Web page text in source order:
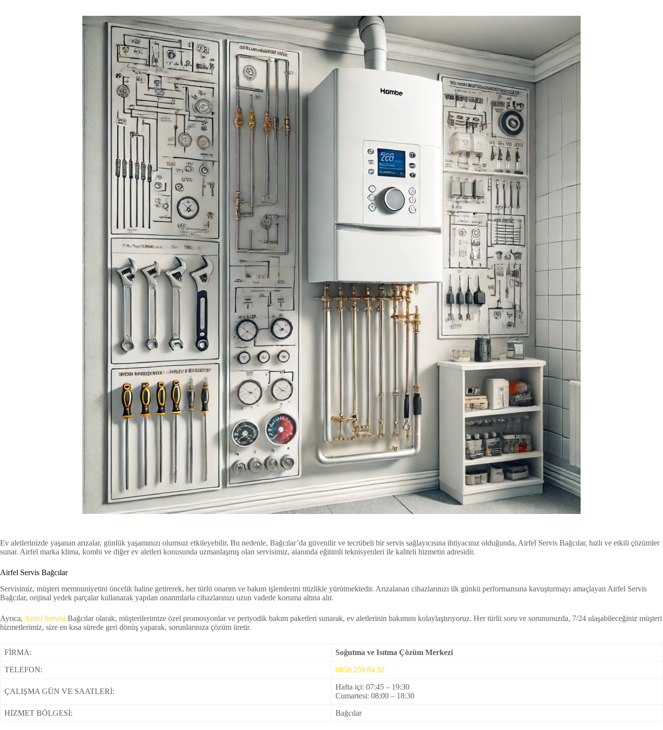
Ev aletlerinizde yaşanan arızalar, günlük yaşamınızı olumsuz etkileyebilir. Bu nedenle, Bağcılar’da güvenilir ve tecrübeli bir servis sağlayıcısına ihtiyacınız olduğunda, Airfel Servis Bağcılar, hızlı ve etkili çözümler
sunar. Airfel marka klima, kombi ve diğer ev aletleri konusunda uzmanlaşmış olan servisimiz, alanında eğitimli teknisyenleri ile kaliteli hizmetin adresidir.
Airfel Servis Bağcılar
Servisimiz, müşteri memnuniyetini öncelik haline getirerek, her türlü onarım ve bakım işlemlerini titizlikle yürütmektedir. Arızalanan cihazlarınızı ilk günkü performansına kavuşturmayı amaçlayan Airfel Servis
Bağcılar, orijinal yedek parçalar kullanarak yapılan onarımlarla cihazlarınızı uzun vadede koruma altına alır.
Ayrıca, Airfel Servisi Bağcılar olarak, müşterilerimize özel promosyonlar ve periyodik bakım paketleri sunarak, ev aletlerinin bakımını kolaylaştırıyoruz. Her türlü soru ve sorununuzda, 7/24 ulaşabileceğiniz müşteri
hizmetlerimiz, size en kısa sürede geri dönüş yaparak, sorunlarınıza çözüm üretir.
FİRMA: Soğutma ve Isıtma Çözüm Merkezi
TELEFON: 0850 259 84 92
ÇALIŞMA GÜN VE SAATLERİ:
Hafta içi: 07:45 – 19:30
Cumartesi: 08:00 – 18:30
HİZMET BÖLGESİ: Bağcılar